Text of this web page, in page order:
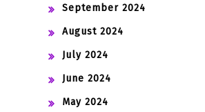
September 2024
August 2024
July 2024
June 2024
May 2024